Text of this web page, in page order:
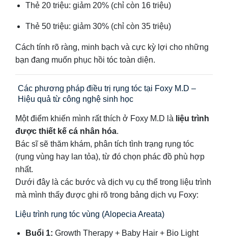
Thẻ 20 triệu: giảm 20% (chỉ còn 16 triệu)
Thẻ 50 triệu: giảm 30% (chỉ còn 35 triệu)
Cách tính rõ ràng, minh bạch và cực kỳ lợi cho những
bạn đang muốn phục hồi tóc toàn diện.
Các phương pháp điều trị rụng tóc tại Foxy M.D –
Hiệu quả từ công nghệ sinh học
Một điểm khiến mình rất thích ở Foxy M.D là liệu trình
được thiết kế cá nhân hóa.
Bác sĩ sẽ thăm khám, phân tích tình trạng rụng tóc
(rụng vùng hay lan tỏa), từ đó chọn phác đồ phù hợp
nhất.
Dưới đây là các bước và dịch vụ cụ thể trong liệu trình
mà mình thấy được ghi rõ trong bảng dịch vụ Foxy:
Liệu trình rụng tóc vùng (Alopecia Areata)
Buổi 1: Growth Therapy + Baby Hair + Bio Light